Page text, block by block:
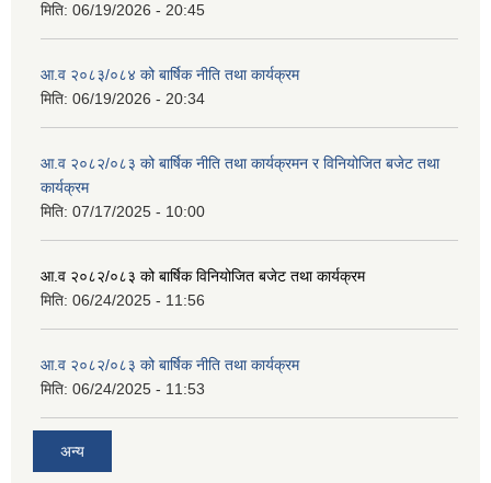
मिति: 06/19/2026 - 20:45
आ.व २०८३/०८४ को बार्षिक नीति तथा कार्यक्रम
मिति: 06/19/2026 - 20:34
आ.व २०८२/०८३ को बार्षिक नीति तथा कार्यक्रमन र विनियोजित बजेट तथा
कार्यक्रम
मिति: 07/17/2025 - 10:00
आ.व २०८२/०८३ को बार्षिक विनियोजित बजेट तथा कार्यक्रम
मिति: 06/24/2025 - 11:56
आ.व २०८२/०८३ को बार्षिक नीति तथा कार्यक्रम
मिति: 06/24/2025 - 11:53
अन्य